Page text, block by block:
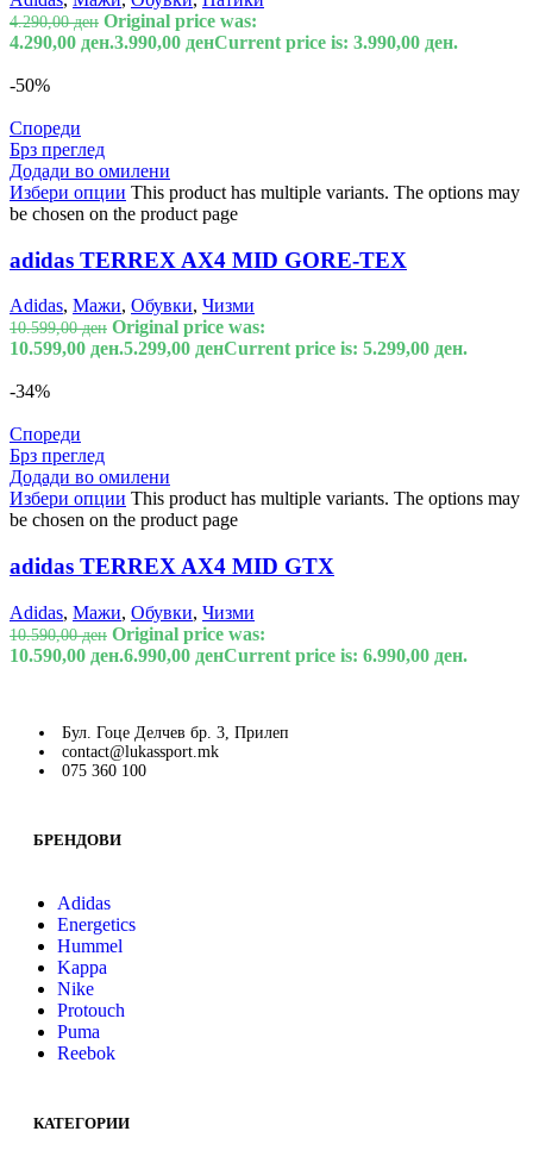
4.290,00ден Original price was:
4.290,00 ден.3.990,00 денCurrent price is: 3.990,00 ден.
-50%
Спореди
Брз преглед
Додади во омилени
Избери опции This product has multiple variants. The options may
be chosen on the product page
adidas TERREX AX4 MID GORE-TEX
Adidas, Мажи, Обувки, Чизми
10.599,00ден Original price was:
10.599,00 ден.5.299,00 денCurrent price is: 5.299,00 ден.
-34%
Спореди
Брз преглед
Додади во омилени
Избери опции This product has multiple variants. The options may
be chosen on the product page
adidas TERREX AX4 MID GTX
Adidas, Мажи, Обувки, Чизми
10.590,00ден Original price was:
10.590,00 ден.6.990,00 денCurrent price is: 6.990,00 ден.
Бул. Гоце Делчев бр. 3, Прилеп
contact@lukassport.mk
075 360 100
БРЕНДОВИ
Adidas
Energetics
Hummel
Kappa
Nike
Protouch
Puma
Reebok
КАТЕГОРИИ